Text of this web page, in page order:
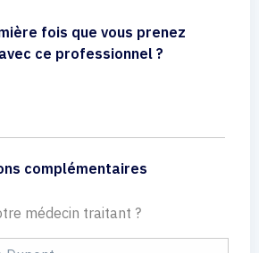
fois que vous prenez
ce professionnel ?
complémentaires
médecin traitant ?